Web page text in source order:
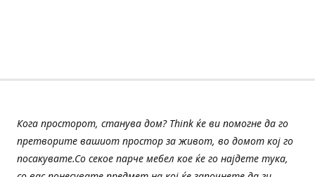
Кога просторот, станува дом? Think ќе ви помогне да го
претворите вашиот простор за живот, во домот кој го
посакувате.Со секое парче мебел кое ќе го најдете тука,